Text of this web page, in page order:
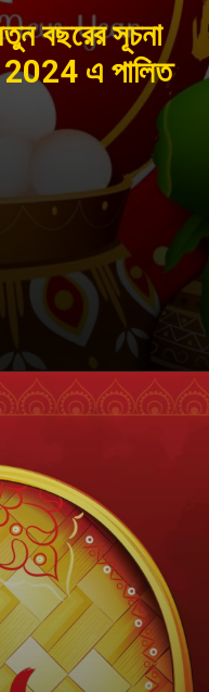
বছরের সূচনা
এ পালিত